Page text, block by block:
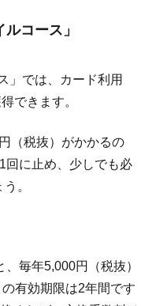
コース」
」では、カード利用
できます。
（税抜）がかかるの
回に止め、少しでも必
。
毎年5,000円（税抜）
有効期限は2年間です